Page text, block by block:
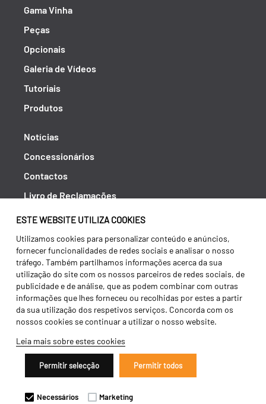
ESTE WEBSITE UTILIZA COOKIES
Utilizamos cookies para personalizar conteúdo e anúncios,
fornecer funcionalidades de redes sociais e analisar o nosso
tráfego. Também partilhamos informações acerca da sua
utilização do site com os nossos parceiros de redes sociais, de
publicidade e de análise, que as podem combinar com outras
informações que lhes forneceu ou recolhidas por estes a partir
da sua utilização dos respetivos serviços. Concorda com os
nossos cookies se continuar a utilizar o nosso website.
Leia mais sobre estes cookies
Permitir selecção Permitir todos
Necessários Marketing
Gama Vinha
Peças
Opcionais
Galeria de Vídeos
Tutoriais
Produtos
Notícias
Concessionários
Contactos
Livro de Reclamações
Política de Privacidade
Canal de Denúncias (RGPC)
Termos e condições